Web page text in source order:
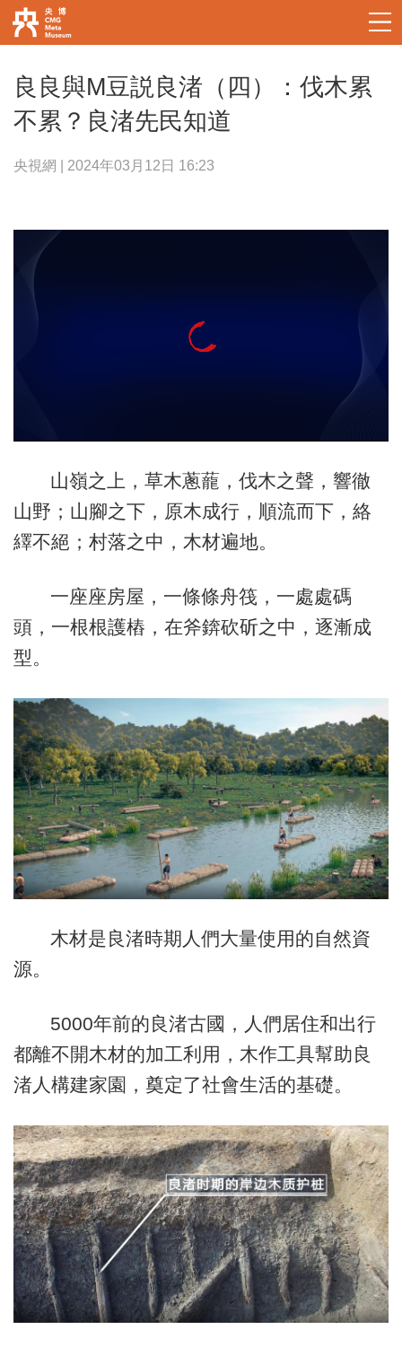
良良與M豆説良渚（四）：伐木累
不累？良渚先民知道
央視網 | 2024年03月12日 16:23
山嶺之上，草木蔥蘢，伐木之聲，響徹
山野；山腳之下，原木成行，順流而下，絡
繹不絕；村落之中，木材遍地。
一座座房屋，一條條舟筏，一處處碼
頭，一根根護樁，在斧錛砍斫之中，逐漸成
型。
木材是良渚時期人們大量使用的自然資
源。
5000年前的良渚古國，人們居住和出行
都離不開木材的加工利用，木作工具幫助良
渚人構建家園，奠定了社會生活的基礎。